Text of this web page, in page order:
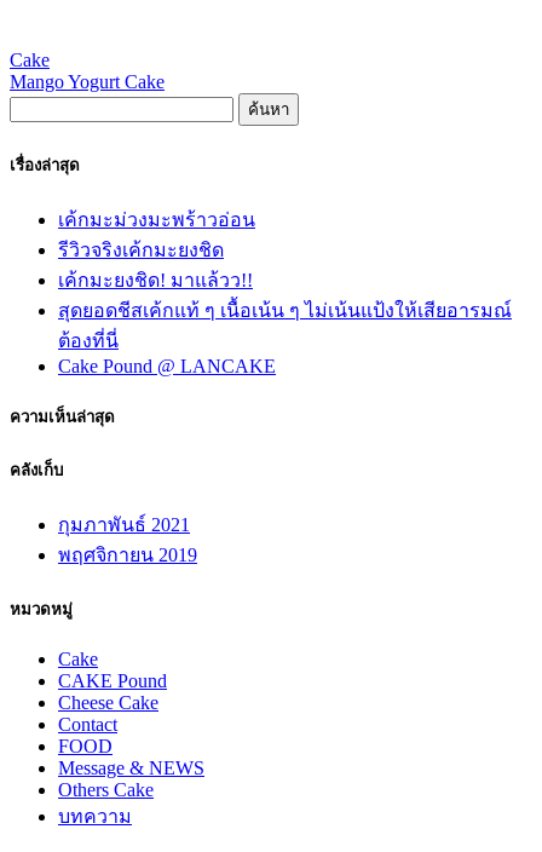
Cake
Mango Yogurt Cake
เรื่องล่าสุด
เค้กมะม่วงมะพร้าวอ่อน
รีวิวจริงเค้กมะยงชิด
เค้กมะยงชิด! มาแล้วว!!
สุดยอดชีสเค้กแท้ ๆ เนื้อเน้น ๆ ไม่เน้นแป้งให้เสียอารมณ์
ต้องที่นี่
Cake Pound @ LANCAKE
ความเห็นล่าสุด
คลังเก็บ
กุมภาพันธ์ 2021
พฤศจิกายน 2019
หมวดหมู่
Cake
CAKE Pound
Cheese Cake
Contact
FOOD
Message & NEWS
Others Cake
บทความ